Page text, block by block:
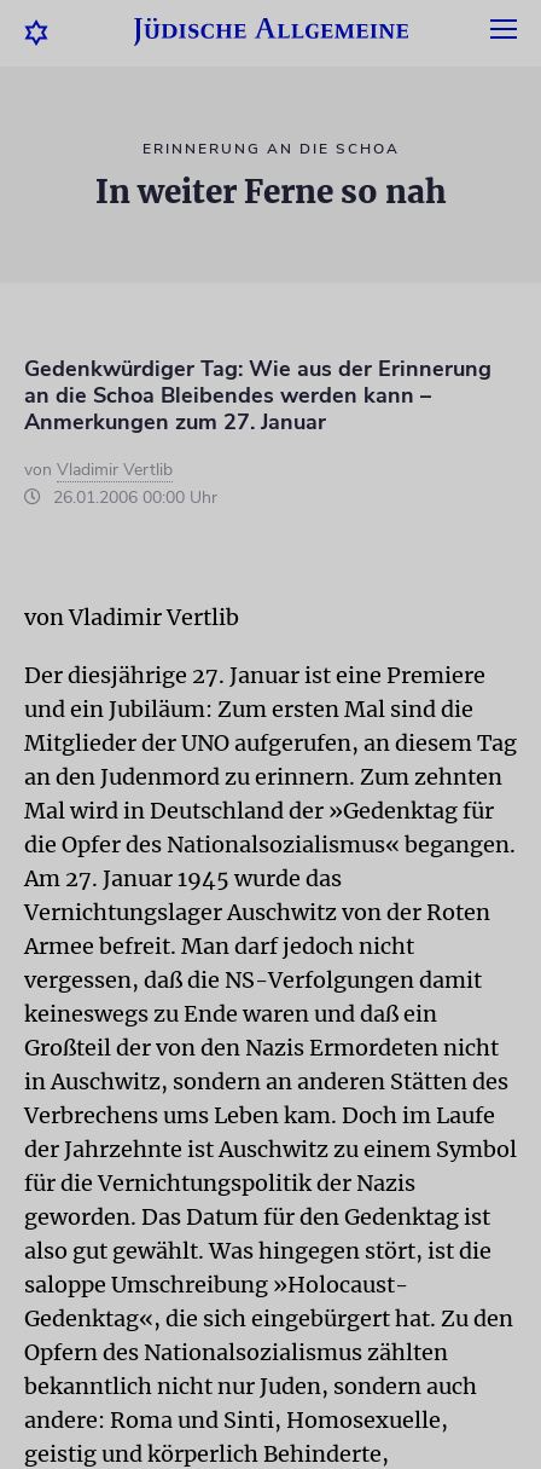
ERINNERUNG AN DIE SCHOA
In weiter Ferne so nah
Gedenkwürdiger Tag: Wie aus der Erinnerung
an die Schoa Bleibendes werden kann –
Anmerkungen zum 27. Januar
von Vladimir Vertlib
26.01.2006 00:00 Uhr
von Vladimir Vertlib
Der diesjährige 27. Januar ist eine Premiere
und ein Jubiläum: Zum ersten Mal sind die
Mitglieder der UNO aufgerufen, an diesem Tag
an den Judenmord zu erinnern. Zum zehnten
Mal wird in Deutschland der »Gedenktag für
die Opfer des Nationalsozialismus« begangen.
Am 27. Januar 1945 wurde das
Vernichtungslager Auschwitz von der Roten
Armee befreit. Man darf jedoch nicht
vergessen, daß die NS-Verfolgungen damit
keineswegs zu Ende waren und daß ein
Großteil der von den Nazis Ermordeten nicht
in Auschwitz, sondern an anderen Stätten des
Verbrechens ums Leben kam. Doch im Laufe
der Jahrzehnte ist Auschwitz zu einem Symbol
für die Vernichtungspolitik der Nazis
geworden. Das Datum für den Gedenktag ist
also gut gewählt. Was hingegen stört, ist die
saloppe Umschreibung »Holocaust-
Gedenktag«, die sich eingebürgert hat. Zu den
Opfern des Nationalsozialismus zählten
bekanntlich nicht nur Juden, sondern auch
andere: Roma und Sinti, Homosexuelle,
geistig und körperlich Behinderte,